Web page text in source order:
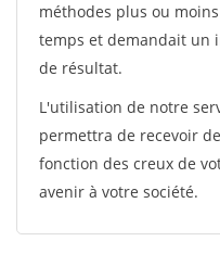
méthodes plus ou
temps et demandait un
de résultat.
L'utilisation de notre
permettra de recevoir
fonction des creux de
avenir à votre société.